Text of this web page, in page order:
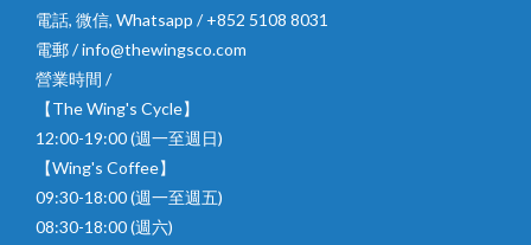
電話, 微信, Whatsapp / +852 5108 8031
電郵 / info@thewingsco.com
營業時間 /
【The Wing's Cycle】
12:00-19:00 (週一至週日)
【Wing's Coffee】
09:30-18:00 (週一至週五)
08:30-18:00 (週六)